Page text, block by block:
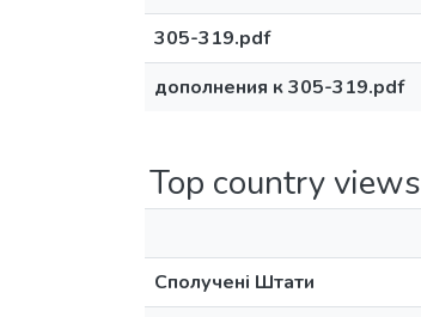
305-319.pdf
дополнения к 305-319.pdf
Top country views
Сполучені Штати